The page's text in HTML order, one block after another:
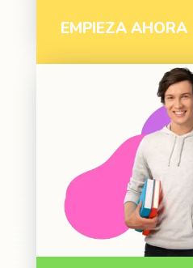
EMPIEZA AHORA